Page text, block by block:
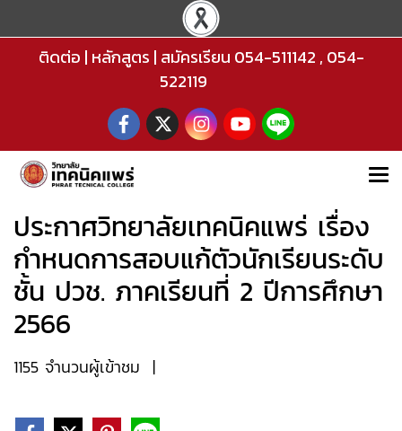
ติดต่อ | หลักสูตร | สมัครเรียน 054-511142 , 054-
522119
ประกาศวิทยาลัยเทคนิคแพร่ เรื่อง
กำหนดการสอบแก้ตัวนักเรียนระดับ
ชั้น ปวช. ภาคเรียนที่ 2 ปีการศึกษา
2566
1155 จำนวนผู้เข้าชม |